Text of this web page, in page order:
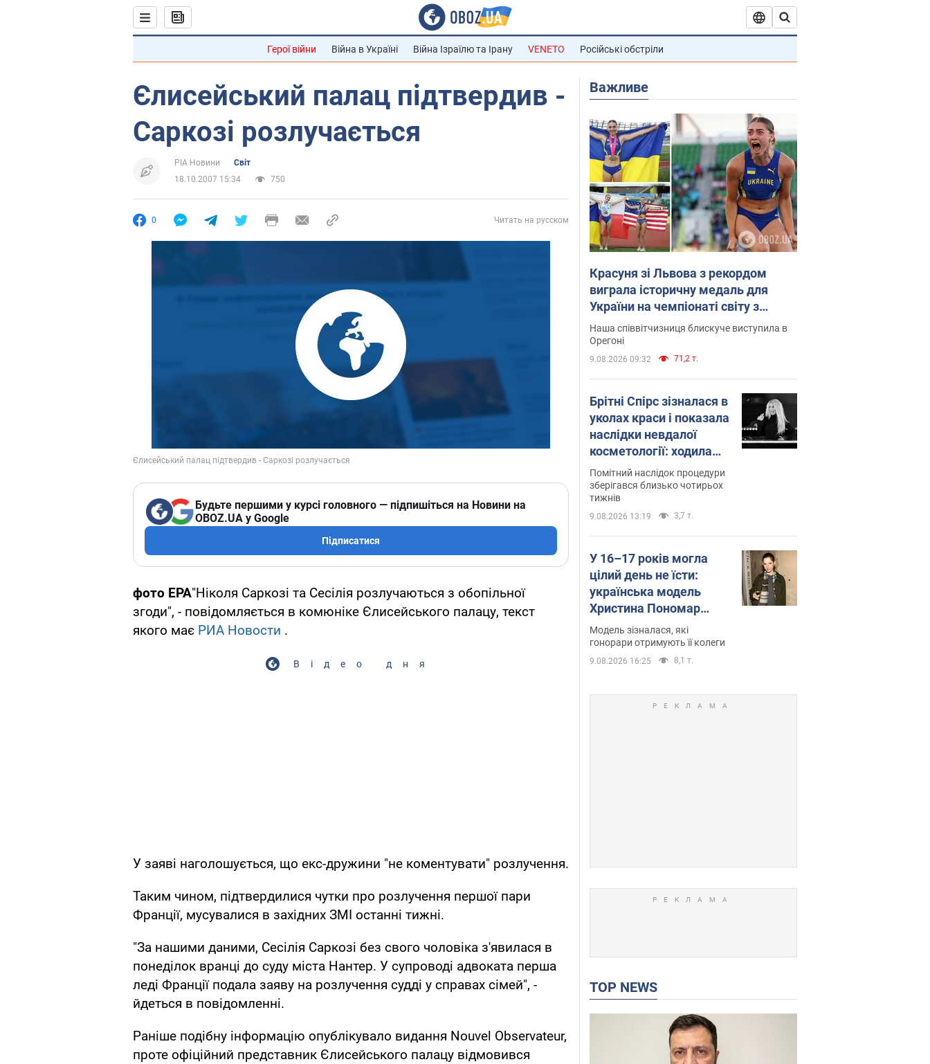
Герої війни Війна в Україні Війна Ізраїлю та Ірану VENETO Російські обстріли
Єлисейський палац підтвердив -
Саркозі розлучається
РІА Новини
Світ
18.10.2007 15:34
750
0 Читать на русском
Будьте першими у курсі головного — підпишіться на Новини на
OBOZ.UA у Google
Підписатися
фото ЕРА"Ніколя Саркозі та Сесілія розлучаються з обопільної
згоди", - повідомляється в комюніке Єлисейського палацу, текст
якого має РИА Новости .
Відео дня
У заяві наголошується, що екс-дружини "не коментувати" розлучення.
Таким чином, підтвердилися чутки про розлучення першої пари
Франції, мусувалися в західних ЗМІ останні тижні.
"За нашими даними, Сесілія Саркозі без свого чоловіка з'явилася в
понеділок вранці до суду міста Нантер. У супроводі адвоката перша
леді Франції подала заяву на розлучення судді у справах сімей", -
йдеться в повідомленні.
Раніше подібну інформацію опублікувало видання Nouvel Observateur,
проте офіційний представник Єлисейського палацу відмовився
Важливе
Красуня зі Львова з рекордом
виграла історичну медаль для
України на чемпіонаті світу з
легкої атлетики U20. Відео
Наша співвітчизниця блискуче виступила в
Орегоні
9.08.2026 09:32 71,2 т.
Брітні Спірс зізналася в
уколах краси і показала
наслідки невдалої
косметології: ходила
так майже місяць
Помітний наслідок процедури
зберігався близько чотирьох
тижнів
9.08.2026 13:19 3,7 т.
У 16–17 років могла
цілий день не їсти:
українська модель
Христина Пономар
розповіла про страшний
бік модельної кар’єри
Модель зізналася, які
гонорари отримують її колеги
9.08.2026 16:25 8,1 т.
TOP NEWS